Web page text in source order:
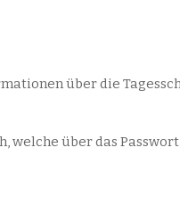
über die
welche über das